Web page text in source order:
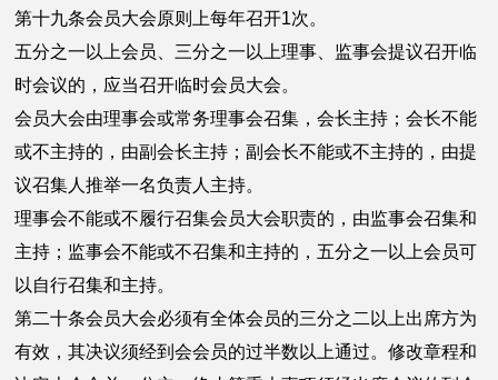
第十九条会员大会原则上每年召开1次。
五分之一以上会员、三分之一以上理事、监事会提议召开临
时会议的，应当召开临时会员大会。
会员大会由理事会或常务理事会召集，会长主持；会长不能
或不主持的，由副会长主持；副会长不能或不主持的，由提
议召集人推举一名负责人主持。
理事会不能或不履行召集会员大会职责的，由监事会召集和
主持；监事会不能或不召集和主持的，五分之一以上会员可
以自行召集和主持。
第二十条会员大会必须有全体会员的三分之二以上出席方为
有效，其决议须经到会会员的过半数以上通过。修改章程和